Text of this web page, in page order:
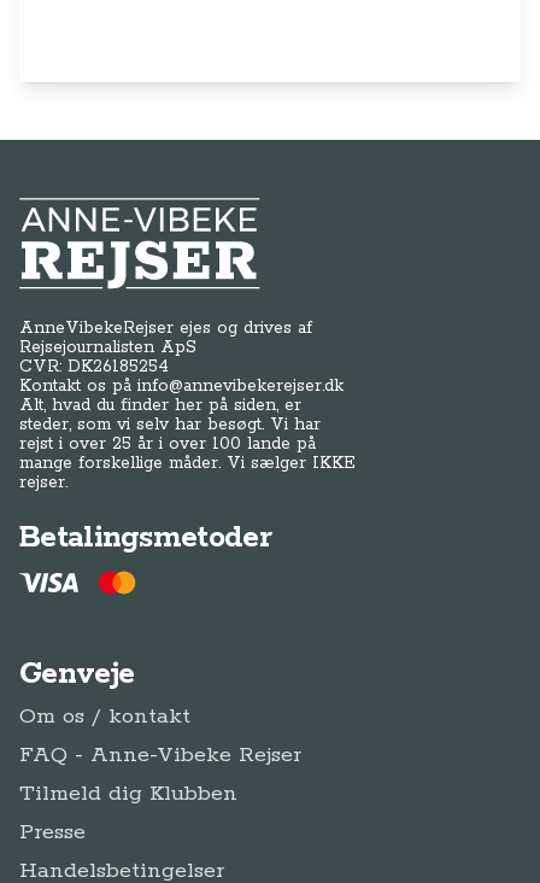
Anne-Vibeke Rejser
AnneVibekeRejser ejes og drives af
Rejsejournalisten ApS
CVR: DK26185254
Kontakt os påinfo@annevibekerejser.dk
Alt, hvad du finder her på siden, er
steder, som vi selv har besøgt. Vi har
rejst i over 25 år i over 100 lande på
mange forskellige måder. Vi sælger IKKE
rejser.
Betalingsmetoder
Genveje
Om os / kontakt
FAQ - Anne-Vibeke Rejser
Tilmeld dig Klubben
Presse
Handelsbetingelser